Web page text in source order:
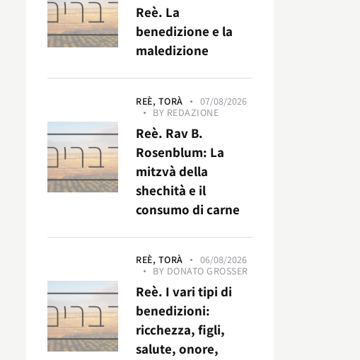
Reè. La
benedizione e la
maledizione
REÈ, TORÀ
07/08/2026
BY REDAZIONE
Reè. Rav B.
Rosenblum: La
mitzvà della
shechità e il
consumo di carne
REÈ, TORÀ
06/08/2026
BY DONATO GROSSER
Reè. I vari tipi di
benedizioni:
ricchezza, figli,
salute, onore,